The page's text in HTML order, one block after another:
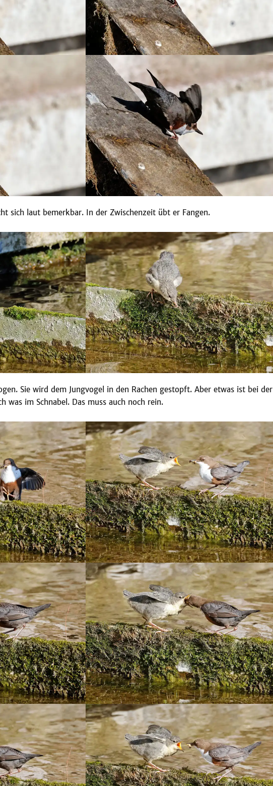
sich laut bemerkbar. In der Zwischenzeit übt er Fangen.
Sie wird dem Jungvogel in den Rachen gestopft. Aber etwas ist bei der
was im Schnabel. Das muss auch noch rein.